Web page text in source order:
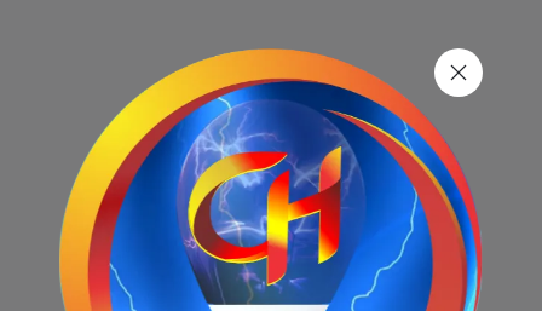
Sản phẩm ngừng bán